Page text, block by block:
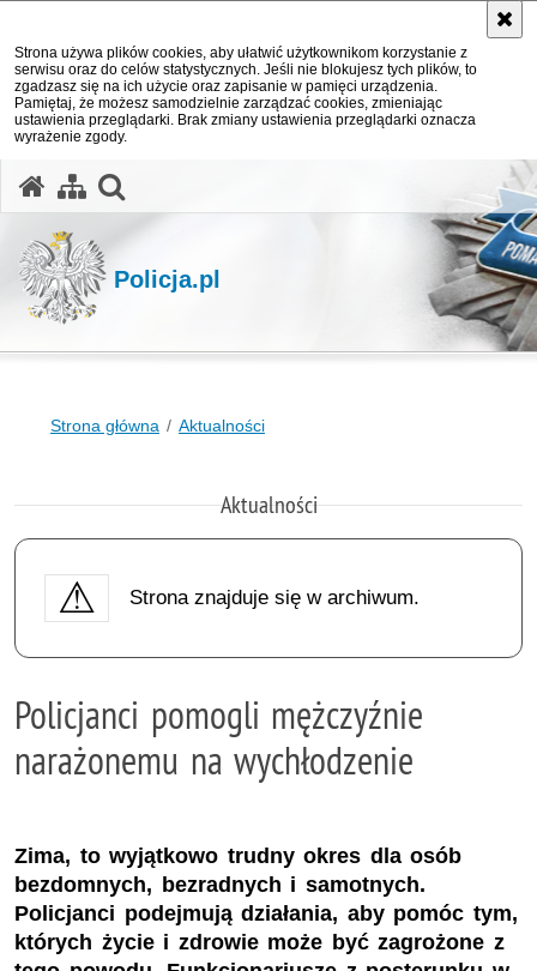
Strona używa plików cookies, aby ułatwić użytkownikom korzystanie z
serwisu oraz do celów statystycznych. Jeśli nie blokujesz tych plików, to
zgadzasz się na ich użycie oraz zapisanie w pamięci urządzenia.
Pamiętaj, że możesz samodzielnie zarządzać cookies, zmieniając
ustawienia przeglądarki. Brak zmiany ustawienia przeglądarki oznacza
wyrażenie zgody.
Policja.pl
Strona główna Aktualności
Aktualności
Strona znajduje się w archiwum.
Policjanci pomogli mężczyźnie
narażonemu na wychłodzenie
Zima, to wyjątkowo trudny okres dla osób
bezdomnych, bezradnych i samotnych.
Policjanci podejmują działania, aby pomóc tym,
których życie i zdrowie może być zagrożone z